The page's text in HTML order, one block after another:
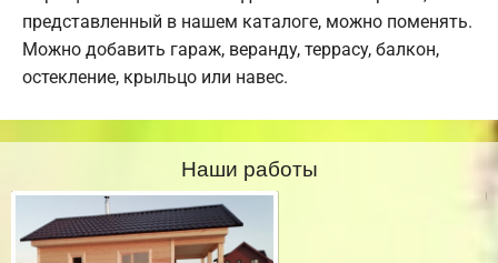
представленный в нашем каталоге, можно поменять.
Можно добавить гараж, веранду, террасу, балкон,
остекление, крыльцо или навес.
Наши работы